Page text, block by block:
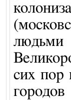
сих пор